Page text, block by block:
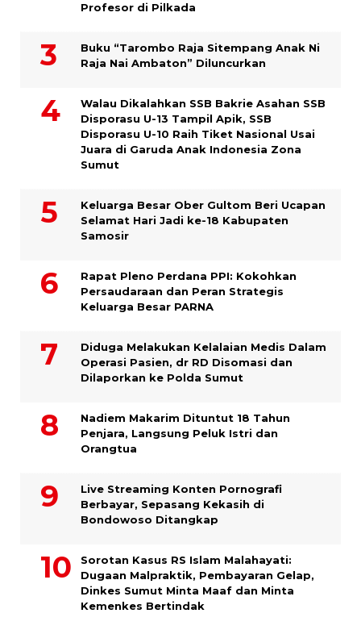
Profesor di Pilkada
Buku “Tarombo Raja Sitempang Anak Ni
Raja Nai Ambaton” Diluncurkan
Walau Dikalahkan SSB Bakrie Asahan SSB
Disporasu U-13 Tampil Apik, SSB
Disporasu U-10 Raih Tiket Nasional Usai
Juara di Garuda Anak Indonesia Zona
Sumut
Keluarga Besar Ober Gultom Beri Ucapan
Selamat Hari Jadi ke-18 Kabupaten
Samosir
Rapat Pleno Perdana PPI: Kokohkan
Persaudaraan dan Peran Strategis
Keluarga Besar PARNA
Diduga Melakukan Kelalaian Medis Dalam
Operasi Pasien, dr RD Disomasi dan
Dilaporkan ke Polda Sumut
​Nadiem Makarim Dituntut 18 Tahun
Penjara, Langsung Peluk Istri dan
Orangtua
Live Streaming Konten Pornografi
Berbayar, Sepasang Kekasih di
Bondowoso Ditangkap
Sorotan Kasus RS Islam Malahayati:
Dugaan Malpraktik, Pembayaran Gelap,
Dinkes Sumut Minta Maaf dan Minta
Kemenkes Bertindak